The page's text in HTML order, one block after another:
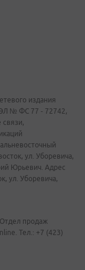
издания
№ ФС 77 - 72742,
ул. Уборевича,
Юрьевич. Адрес
ул. Уборевича,
продаж
Тел.: +7 (423)